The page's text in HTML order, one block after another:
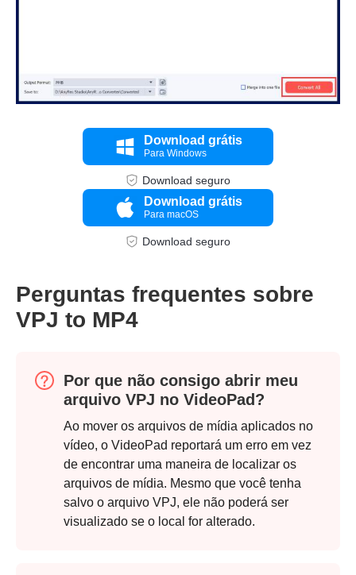
Etapa 3.
Download grátis
Para Windows
Download seguro
Download grátis
Para macOS
Download seguro
Perguntas frequentes sobre
VPJ to MP4
Por que não consigo abrir meu
arquivo VPJ no VideoPad?
Ao mover os arquivos de mídia aplicados no
vídeo, o VideoPad reportará um erro em vez
de encontrar uma maneira de localizar os
arquivos de mídia. Mesmo que você tenha
salvo o arquivo VPJ, ele não poderá ser
visualizado se o local for alterado.